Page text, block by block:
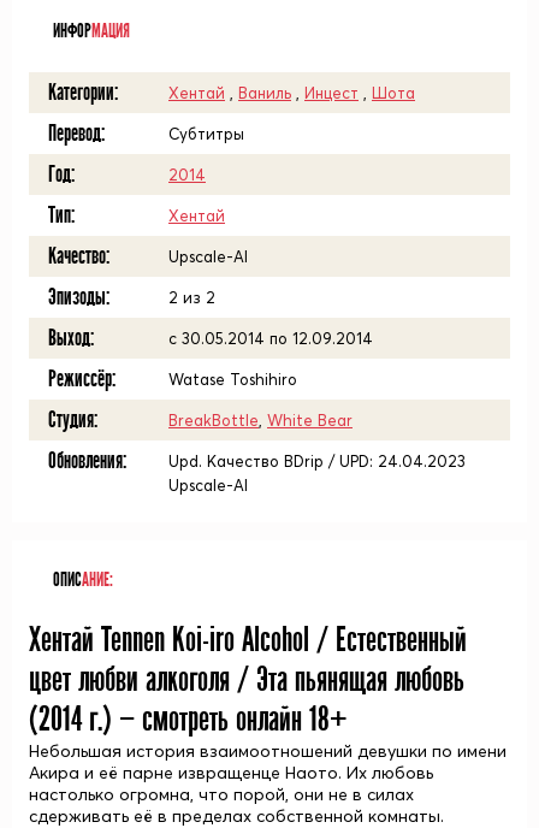
ИНФОРМАЦИЯ
Категории: Хентай Ваниль Инцест Шота
Перевод: Субтитры
Год: 2014
Тип: Хентай
Качество: Upscale-AI
Эпизоды: 2 из 2
Выход: с 30.05.2014 по 12.09.2014
Режиссёр: Watase Toshihiro
Студия: BreakBottle White Bear
Обновления:
Upd. Качество BDrip / UPD: 24.04.2023
Upscale-AI
ОПИСАНИЕ:
Хентай Tennen Koi-iro Alcohol / Естественный
цвет любви алкоголя / Эта пьянящая любовь
(2014г.) — смотреть онлайн 18+
Небольшая история взаимоотношений девушки по имени
Акира и её парне извращенце Наото. Их любовь
настолько огромна, что порой, они не в силах
сдерживать её в пределах собственной комнаты.